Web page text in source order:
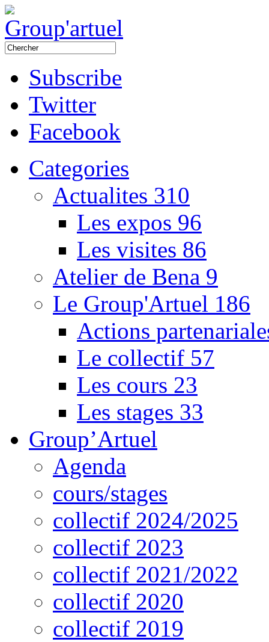
Subscribe
Twitter
Facebook
Categories
Actualites 310
Les expos 96
Les visites 86
Atelier de Bena 9
Le Group'Artuel 186
Actions
Le collectif 57
Les cours 23
Les stages 33
Group’Artuel
Agenda
cours/stages
collectif 2024/2025
collectif 2023
collectif 2021/2022
collectif 2020
collectif 2019